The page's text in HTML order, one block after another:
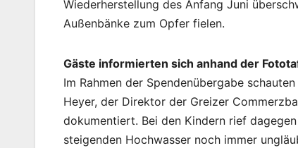
Wiederherstellung des Anfang Juni
Außenbänke zum Opfer fielen.
Gäste informierten sich anhand der
Im Rahmen der Spendenübergabe
Heyer, der Direktor der Greizer
dokumentiert. Bei den Kindern rief
steigenden Hochwasser noch immer